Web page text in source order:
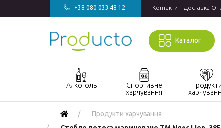
+38 080 033 48 12 Контакти Доставка
Каталог
Алкоголь
Акції алкоголь
Виски
Спортивне
харчування
харчування
Продукти
Продукти харчування